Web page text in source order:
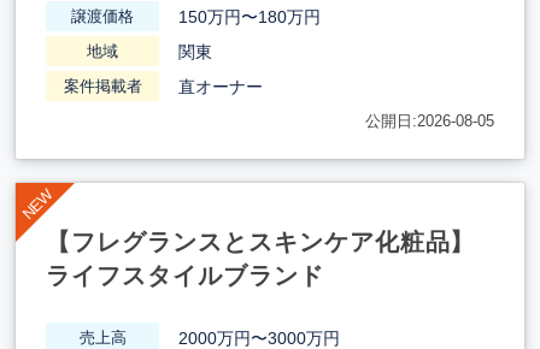
譲渡価格 150万円〜180万円
地域 関東
案件掲載者 直オーナー
公開日:2026-08-05
【フレグランスとスキンケア化粧品】
ライフスタイルブランド
売上高 2000万円〜3000万円